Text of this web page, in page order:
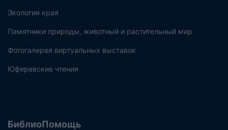
Экология края
Памятники природы, животный и растительный мир
Фотогалерея виртуальных выставок
Юферевские чтения
БиблиоПомощь